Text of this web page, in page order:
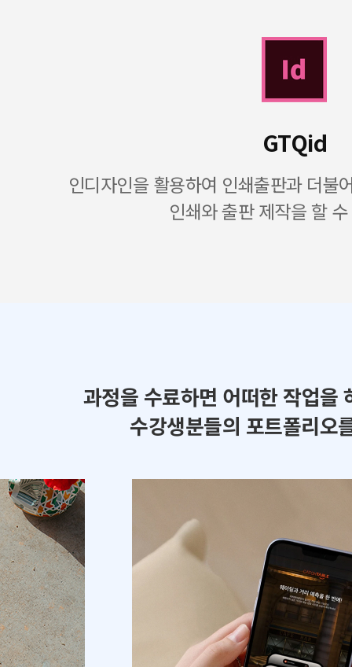
GTQid
인디자인을 활용하여 인쇄출판과 더불
인쇄와 출판 제작을 할
과정을 수료하면 어떠한 작업을
수강생분들의 포트폴리오